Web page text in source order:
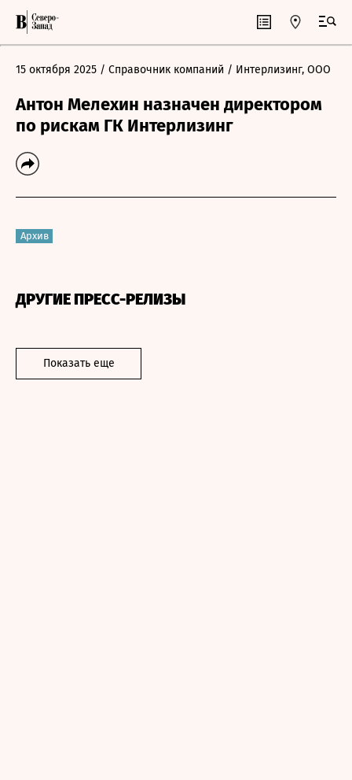
15 октября 2025 / Справочник компаний / Интерлизинг, ООО
Антон Мелехин назначен директором
по рискам ГК Интерлизинг
Архив
ДРУГИЕ ПРЕСС-РЕЛИЗЫ
Показать еще